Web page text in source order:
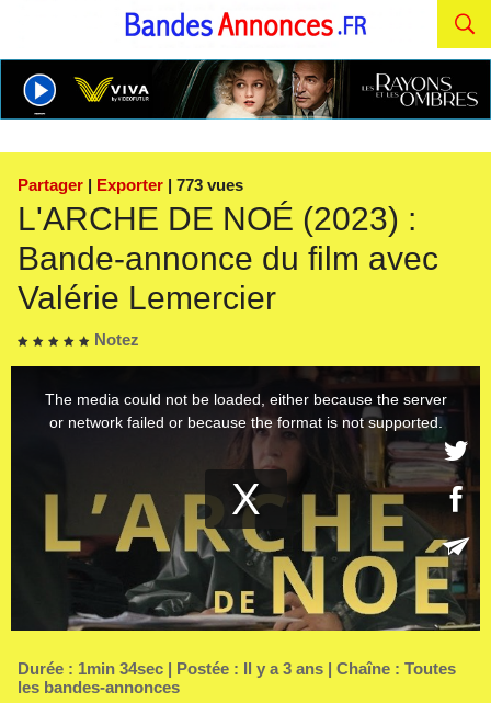
Partager | Exporter | 773 vues
L'ARCHE DE NOÉ (2023) :
Bande-annonce du film avec
Valérie Lemercier
Notez
Durée : 1min 34sec | Postée : Il y a 3 ans | Chaîne : Toutes
les bandes-annonces